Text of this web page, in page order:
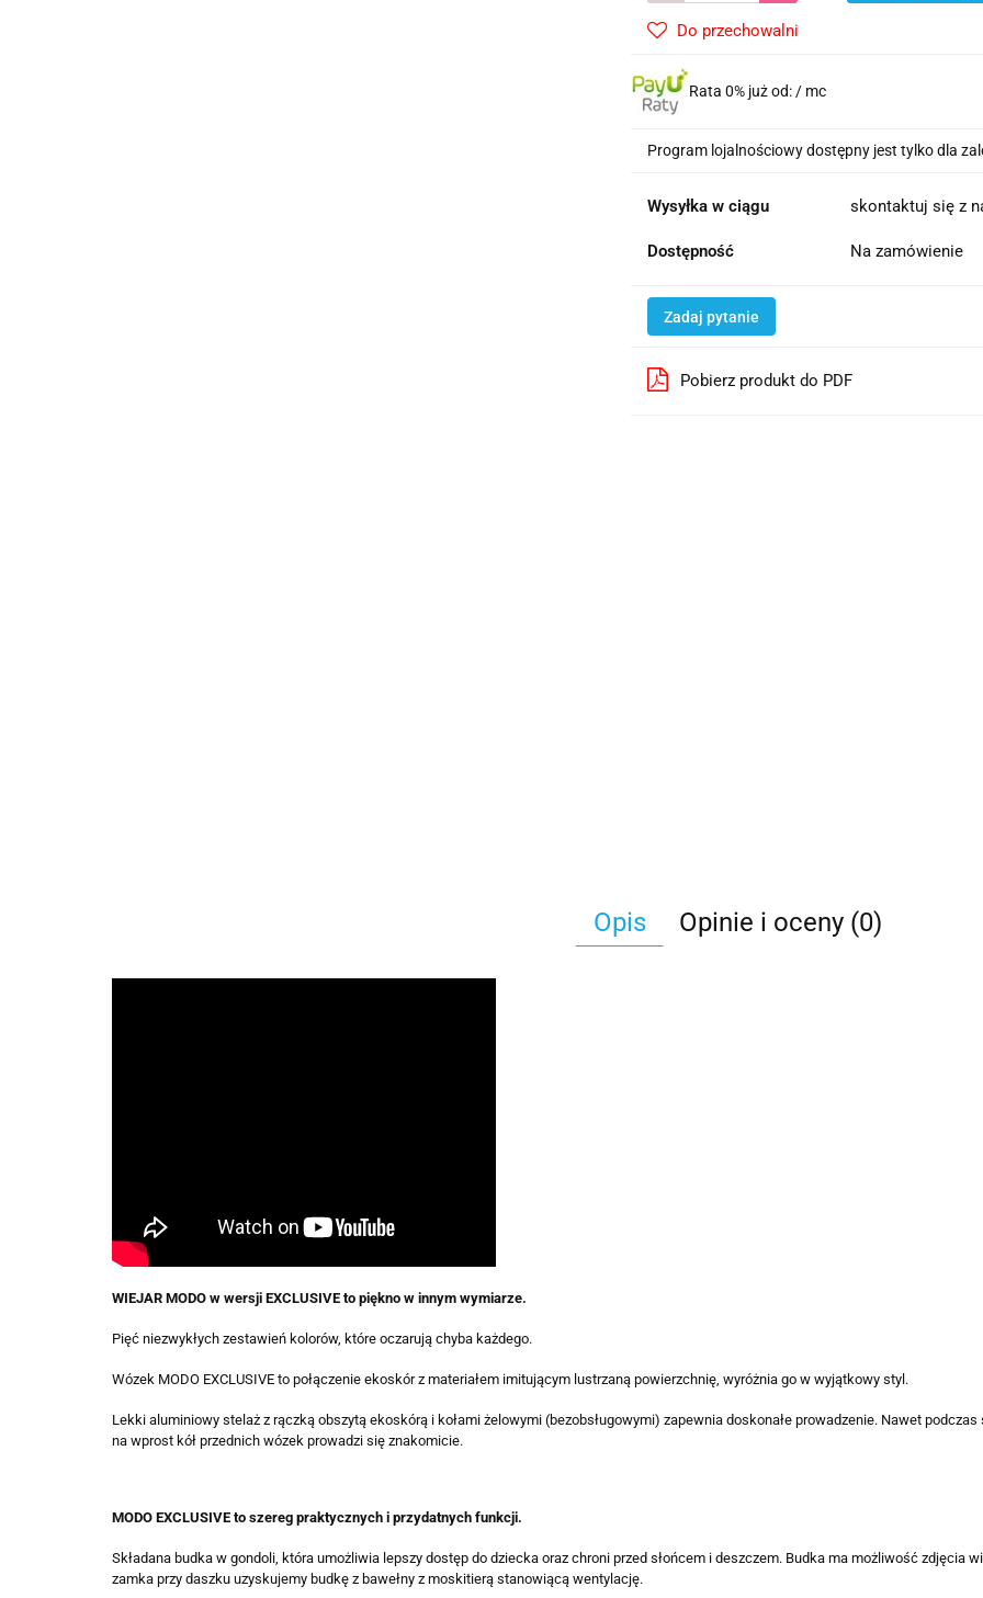
Do przechowalni
Rata 0% już od: / mc
Program lojalnościowy dostępny jest tylko dla
Wysyłka w ciągu skontaktuj się z
Dostępność Na zamówienie
Zadaj pytanie
Pobierz produkt do PDF
Opis Opinie i oceny (0)
WIEJAR MODO w wersji EXCLUSIVE to piękno w innym wymiarze.
Pięć niezwykłych zestawień kolorów, które oczarują chyba każdego.
Wózek MODO EXCLUSIVE to połączenie ekoskór z materiałem imitującym lustrzaną powierzchnię, wyróżnia go w wyjątkowy styl.
Lekki aluminiowy stelaż z rączką obszytą ekoskórą i kołami żelowymi (bezobsługowymi) zapewnia doskonałe prowadzenie. Nawet
na wprost kół przednich wózek prowadzi się znakomicie.
MODO EXCLUSIVE to szereg praktycznych i przydatnych funkcji.
Składana budka w gondoli, która umożliwia lepszy dostęp do dziecka oraz chroni przed słońcem i deszczem. Budka ma możliwość zdjęcia
zamka przy daszku uzyskujemy budkę z bawełny z moskitierą stanowiącą wentylację.